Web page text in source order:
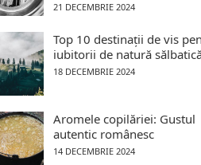
21 DECEMBRIE 2024
Top 10 destinații de vis
iubitorii de natură
18 DECEMBRIE 2024
Aromele copilăriei: Gustul
autentic românesc
14 DECEMBRIE 2024